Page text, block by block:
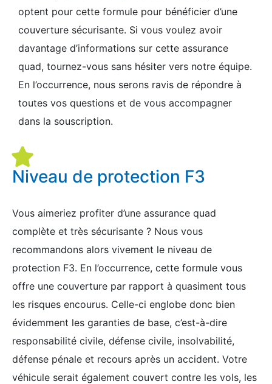
optent pour cette formule pour bénéficier d’une
couverture sécurisante. Si vous voulez avoir
davantage d’informations sur cette assurance
quad, tournez-vous sans hésiter vers notre équipe.
En l’occurrence, nous serons ravis de répondre à
toutes vos questions et de vous accompagner
dans la souscription.
Niveau de protection F3
Vous aimeriez profiter d’une assurance quad
complète et très sécurisante ? Nous vous
recommandons alors vivement le niveau de
protection F3. En l’occurrence, cette formule vous
offre une couverture par rapport à quasiment tous
les risques encourus. Celle-ci englobe donc bien
évidemment les garanties de base, c’est-à-dire
responsabilité civile, défense civile, insolvabilité,
défense pénale et recours après un accident. Votre
véhicule serait également couvert contre les vols, les